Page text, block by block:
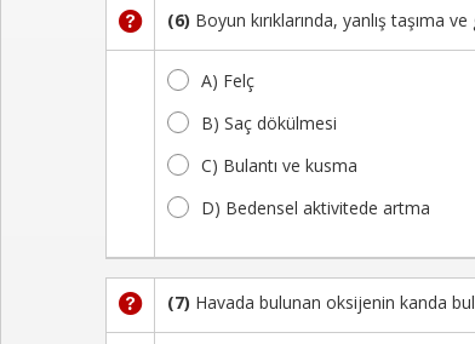
(6) Boyun kırıklarında, yanlış taşıma
A) Felç
B) Saç dökülmesi
C) Bulantı ve kusma
D) Bedensel aktivitede artma
(7) Havada bulunan oksijenin kanda